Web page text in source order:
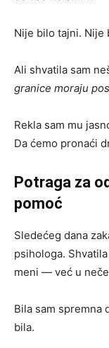
Nije bilo tajni. Nije
Ali shvatila sam
granice moraju
Rekla sam mu
Da ćemo pronaći
Potraga za
pomoć
Sledećeg dana
psihologa.
meni — već u
Bila sam spremna
bila.